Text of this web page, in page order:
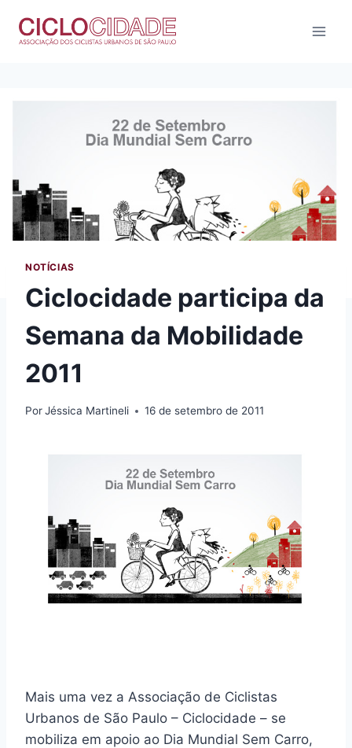
para
NOTÍCIAS
Ciclocidade participa da
Semana da Mobilidade
2011
PorJéssica Martineli 16 de setembro de 2011
Mais uma vez a Associação de Ciclistas
Urbanos de São Paulo – Ciclocidade – se
mobiliza em apoio ao Dia Mundial Sem Carro,